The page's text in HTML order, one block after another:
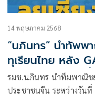
14 พฤษภาคม 2568
“นภินทร” นำทัพ
ทุเรียนไทย หลัง
พร้อมลุยเจรจา ผู้ซื้
บิน 14-18 พ.ค. นี้
รมช.นภินทร นำทีมพาณิชย์
ประชาชนจีน ระหว่างวัน